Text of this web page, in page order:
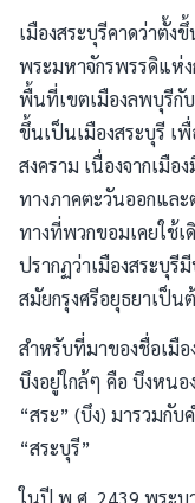
เมืองสระบุรีคาดว่าตั้ง
พระมหาจักรพรรดิแห่ง
พื้นที่เขตเมืองลพบุรีกั
ขึ้นเป็นเมืองสระบุรี เ
สงคราม เนื่องจากเมื
ทางภาคตะวันออกและ
ทางที่พวกขอมเคยใช้เ
ปรากฏว่าเมืองสระบุ
สมัยกรุงศรีอยุธยาเป็น
สำหรับที่มาของชื่อเมือ
บึงอยู่ใกล้ๆ คือ บึงหนอ
“สระ” (บึง) มารวมกับ
“สระบุรี”
ในปี พ.ศ. 2439 พระบ